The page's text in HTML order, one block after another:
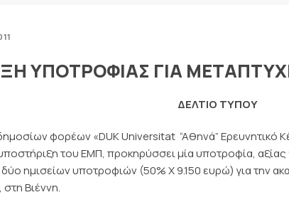
ΥΠΟΤΡΟΦΙΑΣ ΓΙΑ
ΔΕΛΤΙΟ ΤΥΠΟΥ
φορέων «DUK Universitat  “Aθηνά” Ερευνητικό
του ΕΜΠ, προκηρύσσει μία υποτροφία, αξίας
ημισείων υποτροφιών (50% Χ 9.150 ευρώ) για την
Βιέννη.